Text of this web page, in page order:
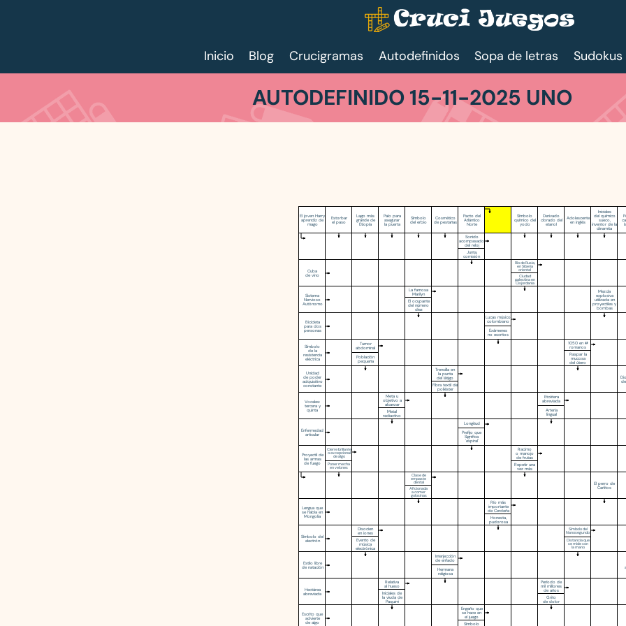
Inicio Blog Crucigramas Autodefinidos Sopa de letras Sudokus
AUTODEFINIDO 15-11-2025 UNO
El joven Harry
aprendiz de
mago
Estorbar
el paso
Lago más
grande de
Etiopía
Palo para
asegurar
la puerta
Símbolo
del erbio
Cosmético
de pestañas
Pacto del
Atlántico
Norte
Símbolo
químico del
yodo
Derivado
clorado del
etanol
Adolescente
en inglés
Iniciales
del químico
sueco,
inventor de la
dinamita
Sonido
acompasado
del reloj
Junta,
comisión
Cuba
de vino
Río de Rusia,
en Siberia
oriental
Ciudad
palestina en
Cisjordania
Sistema
Nervioso
Autónomo
La famosa
Marilyn
El ocupante
del número
diez
Mezcla
explosiva
utilizada en
proyectiles y
bombas
Bicicleta
para dos
personas
Lucas músico
colombiano
Exámenes
no escritos
Símbolo
de la
resistencia
eléctrica
Tumor
abdominal
Población
pequeña
1050 en #
romanos
Raspar la
mucosa
del útero
Unidad
de poder
adquisitivo
constante
Trencilla en
la punta
del látigo
Fibra textil de
poliéster
Vocales:
tercera y
quinta
Meta u
objetivo a
alcanzar
Metal
radiactivo
Etcétera
abreviada
Arteria
lingual
Enfermedad
articular
Longitud
Prefijo que
Significa
'espiral'
Proyectil de
las armas
de fuego
Cierre brillante
o excepcional
de algo
Poner mecha
en velones
Racimo
o manojo
de frutas
Repetir una
vez más
Clase de
empaste
dental
Aficionada
a comer
golosinas
El perro de
Carlitos
Lengua que
se habla en
Mongolia
Río más
importante
de Cerdeña
Honesta,
pudorosa
Símbolo del
electrón
Disocien
en iones
Evento de
música
electrónica
Símbolo del
Nanosegundo
Distancia que
se mide con
la mano
Estilo libre
de natación
Interjección
de enfado
Hermana
religiosa
Hectárea
abreviada
Relativa
al hueso
Iniciales de
la viuda de
Paquirri
Período de
mil millones
de años
Grito
de dolor
Escrito que
advierte
de algo
Engaño que
se hace en
el juego
Símbolo